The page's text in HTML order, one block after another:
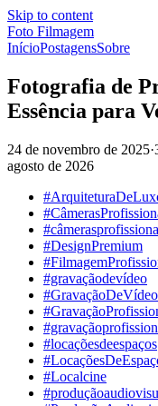
Skip to content
Foto Filmagem
InícioPostagensSobre
Fotografia de
Essência para
24 de novembro de 2025·
agosto de 2026
#DesignPremium
#gravaçãodevídeo
#GravaçãoDeVídeo
#locaçõesdeespaços
#Localcine